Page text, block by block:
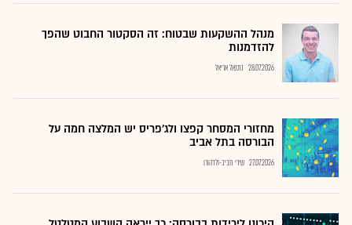
מנהל ההשקעות שבטוח: זה הסקטור החבוט שהפך
להזדמנות
28.07.2026 נתנאל אריאל
מחזורי המסחר קפצו ולג'פריס יש המלצה חמה על
הבורסה בתל אביב
27.07.2026 שירי חביב-ולדהורן